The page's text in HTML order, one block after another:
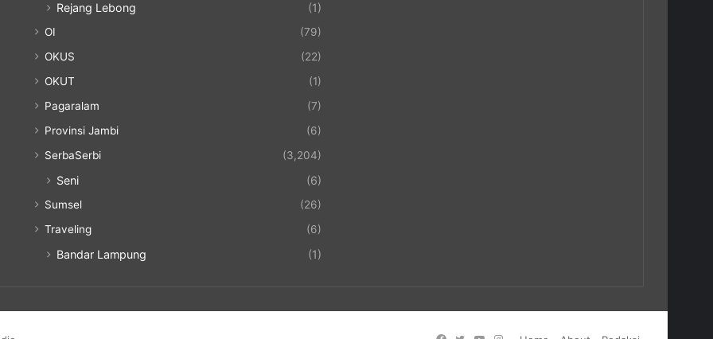
Rejang Lebong (1)
OI
(79)
OKUS
(22)
OKUT
(1)
Pagaralam
(7)
Provinsi Jambi
(6)
SerbaSerbi
(3,204)
Seni (6)
Sumsel
(26)
Traveling
(6)
Bandar Lampung (1)